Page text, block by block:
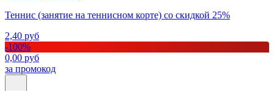
Теннис (занятие на теннисном корте) со скидкой 25%
2,40 руб
-100%
0,00 руб
за промокод